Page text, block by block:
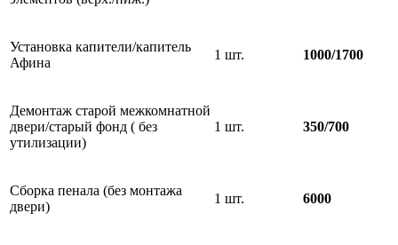
Установка капители/капитель
Афина
1 шт. 1000/1700
Демонтаж старой межкомнатной
двери/старый фонд ( без
утилизации)
1 шт. 350/700
Сборка пенала (без монтажа
двери)
1 шт. 6000